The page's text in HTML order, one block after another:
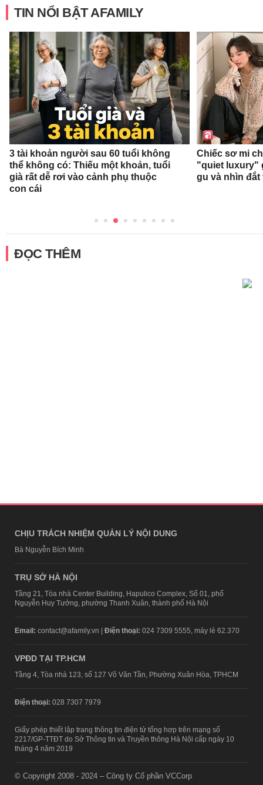
TIN NỔI BẬT AFAMILY
3 tài khoản người sau 60 tuổi không
thể không có: Thiếu một khoản, tuổi
già rất dễ rơi vào cảnh phụ thuộc
con cái
Chiếc sơ mi
"quiet luxury"
gu và nhìn
ĐỌC THÊM
CHỊU TRÁCH NHIỆM QUẢN LÝ NỘI DUNG
Bà Nguyễn Bích Minh
TRỤ SỞ HÀ NỘI
Tầng 21, Tòa nhà Center Building, Hapulico Complex, Số 01, phố
Nguyễn Huy Tưởng, phường Thanh Xuân, thành phố Hà Nội
Email: contact@afamily.vn | Điện thoại: 024 7309 5555, máy lẻ 62.370
VPĐD TẠI TP.HCM
Tầng 4, Tòa nhà 123, số 127 Võ Văn Tần, Phường Xuân Hòa, TPHCM
Điện thoại: 028 7307 7979
Giấy phép thiết lập trang thông tin điện tử tổng hợp trên mạng số
2217/GP-TTĐT do Sở Thông tin và Truyền thông Hà Nội cấp ngày 10
tháng 4 năm 2019
© Copyright 2008 - 2024 – Công ty Cổ phần VCCorp